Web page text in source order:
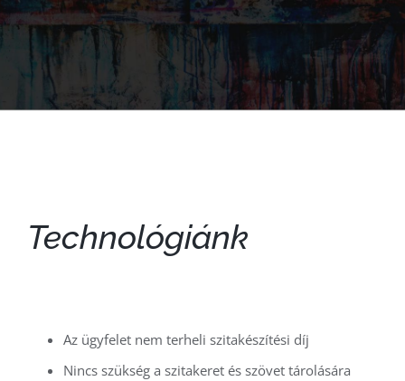
Technológiánk
Az ügyfelet nem terheli szitakészítési díj
Nincs szükség a szitakeret és szövet tárolására